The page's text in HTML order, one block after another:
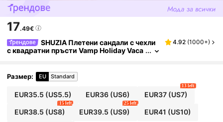
17.49€
SHUZIA Плетени сандали с чехли
с квадратни пръсти Vamp Holiday Vaca
онни обувки Ежедневни обувки Плажни об
увки
4.92 (1000+)
Размер: EU Standard
EUR35.5 (US5.5) EUR36 (US6) EUR37(US7)
13 left
EUR38.5 (US8)
15 left
EUR39.5 (US9)
25 left
EUR41 (US10)